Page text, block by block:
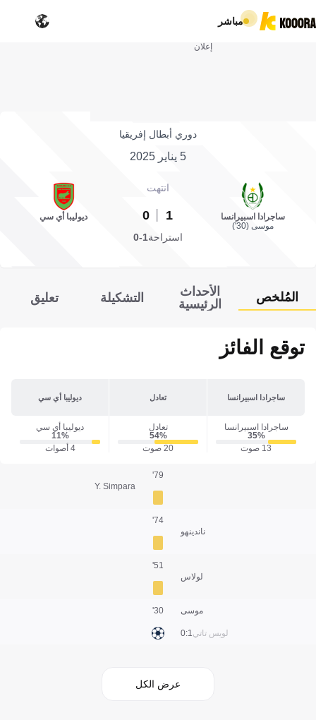
مباشر
إعلان
دوري أبطال إفريقيا
5 يناير 2025
ساجرادا اسبيرانسا
موسى (30')
انتهت
1
0 ديوليبا أي سي
استراحة1-0
المُلخص
الأحداث
الرئيسية
التشكيلة تعليق
توقع الفائز
ساجرادا اسبيرانسا تعادل ديوليبا أي سي
ساجرادا اسبيرانسا
35‎%‎
13 صوت
تعادل
54‎%‎
20 صوت
ديوليبا أي سي
11‎%‎
4 أصوات
Y. Simpara
79'
ناندينهو
74'
لولاس
51'
موسى
لويس تاتي1:0
30'
عرض الكل